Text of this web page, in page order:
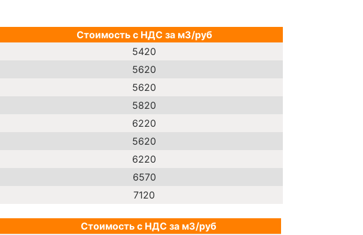
Стоимость с НДС за м3/руб
5420
5620
5620
5820
6220
5620
6220
6570
7120
Стоимость с НДС за м3/руб